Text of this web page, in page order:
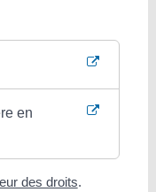
en
des droits.